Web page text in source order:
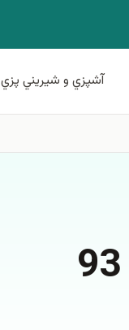
آشپزي و شيريني پزي